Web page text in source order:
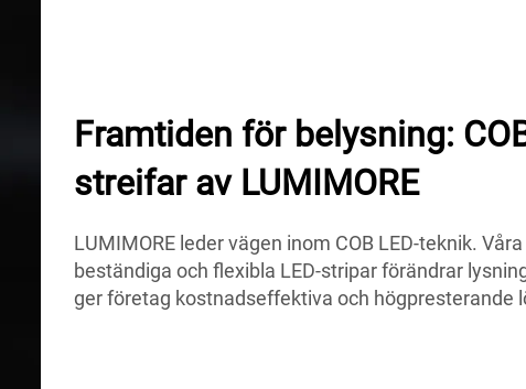
Framtiden för belysning:
streifar av LUMIMORE
LUMIMORE leder vägen inom COB LED-teknik.
beständiga och flexibla LED-stripar förändrar
ger företag kostnadseffektiva och högpresterande